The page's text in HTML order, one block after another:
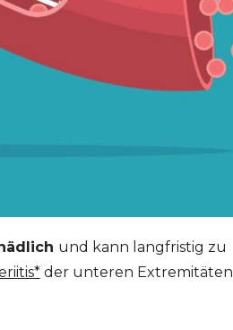
und kann langfristig zu
*der unteren Extremitäten